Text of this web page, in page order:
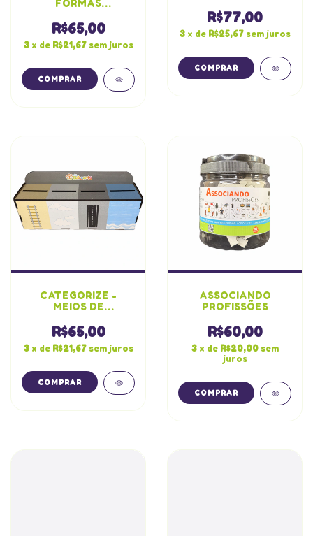
FORMAS
R$65,00
3 x de R$21,67 sem juros
R$77,00
3 x de R$25,67 sem juros
CATEGORIZE -
MEIOS DE
R$65,00
3 x de R$21,67 sem juros
ASSOCIANDO
PROFISSÕES
R$60,00
3 x de R$20,00 sem
juros